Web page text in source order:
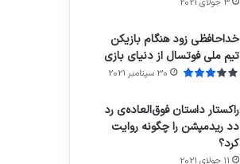
3 جولای 2021
خداحافظی زود هنگام بازیکن
تیم ملی فوتسال از دنیای بازی
30 سپتامبر 2021
راکستار داستان فوق‌العاده‌ی رد
دد ریدمپشن را چگونه روایت
کرد؟
11 جولای 2021